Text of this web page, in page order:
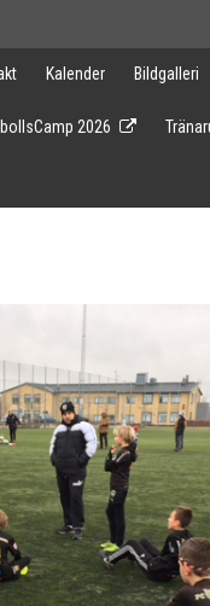
Kalender Bildgalleri
2026